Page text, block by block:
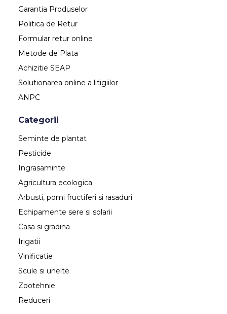
Garantia Produselor
Politica de Retur
Formular retur online
Metode de Plata
Achizitie SEAP
Solutionarea online a litigiilor
ANPC
Categorii
Seminte de plantat
Pesticide
Ingrasaminte
Agricultura ecologica
Arbusti, pomi fructiferi si rasaduri
Echipamente sere si solarii
Casa si gradina
Irigatii
Vinificatie
Scule si unelte
Zootehnie
Reduceri